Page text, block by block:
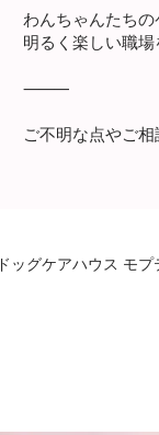
わんちゃんたちの
明るく楽しい職
⸻
ご不明な点やご
ドッグケアハウス モ